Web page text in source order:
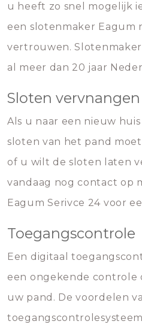
u heeft zo snel mogelijk
een slotenmaker Eagum
vertrouwen.
al meer dan 20 jaar
Sloten vervnangen
Als u naar een nieuw
sloten van het pand
of u wilt de sloten laten
vandaag nog contact op
Eagum Serivce 24 voor
Toegangscontrole
Een digitaal
een ongekende controle
uw pand. De voordelen